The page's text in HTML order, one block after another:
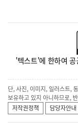
'텍스트'에 한하여
단, 사진, 이미지, 일러스트,
보유하고 있지 아니하므로,
저작권정책
담당자안내